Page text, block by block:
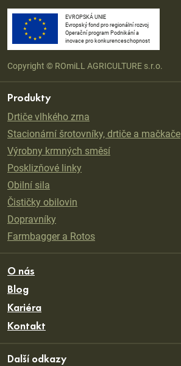
EVROPSKÁ UNIE
Evropský fond pro regionální rozvoj
Operační program Podnikání a
inovace pro konkurenceschopnost
Copyright © ROmiLL AGRICULTURE s.r.o.
Produkty
Drtiče vlhkého zrna
Stacionární šrotovníky, drtiče a mačkače
Výrobny krmných směsí
Posklizňové linky
Obilní sila
Čističky obilovin
Dopravníky
Farmbagger a Rotos
O nás
Blog
Kariéra
Kontakt
Další odkazy